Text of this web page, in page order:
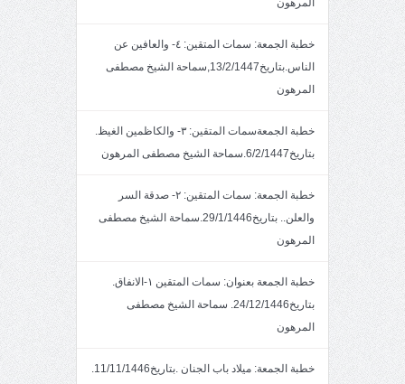
المرهون
خطبة الجمعة: سمات المتقين: ٤- والعافين عن
الناس.بتاريخ13/2/1447,سماحة الشيخ مصطفى
المرهون
خطبة الجمعةسمات المتقين: ٣- والكاظمين الغيظ.
بتاريخ6/2/1447.سماحة الشيخ مصطفى المرهون
خطبة الجمعة: سمات المتقين: ٢- صدقة السر
والعلن.. بتاريخ29/1/1446.سماحة الشيخ مصطفى
المرهون
خطبة الجمعة بعنوان: سمات المتقين ١-الانفاق.
بتاريخ24/12/1446. سماحة الشيخ مصطفى
المرهون
خطبة الجمعة: ميلاد باب الجنان .بتاريخ11/11/1446.